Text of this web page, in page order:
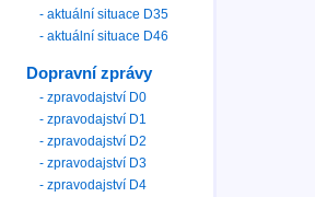
- aktuální situace D35
- aktuální situace D46
Dopravní zprávy
- zpravodajství D0
- zpravodajství D1
- zpravodajství D2
- zpravodajství D3
- zpravodajství D4